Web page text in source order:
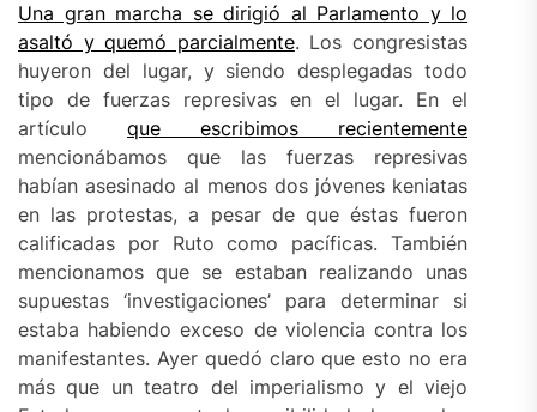
Una gran marcha se dirigió al Parlamento y lo
asaltó y quemó parcialmente. Los congresistas
huyeron del lugar, y siendo desplegadas todo
tipo de fuerzas represivas en el lugar. En el
artículoque escribimos recientemente
mencionábamos que las fuerzas represivas
habían asesinado al menos dos jóvenes keniatas
en las protestas, a pesar de que éstas fueron
calificadas por Ruto como pacíficas. También
mencionamos que se estaban realizando unas
supuestas ‘investigaciones’ para determinar si
estaba habiendo exceso de violencia contra los
manifestantes. Ayer quedó claro que esto no era
más que un teatro del imperialismo y el viejo